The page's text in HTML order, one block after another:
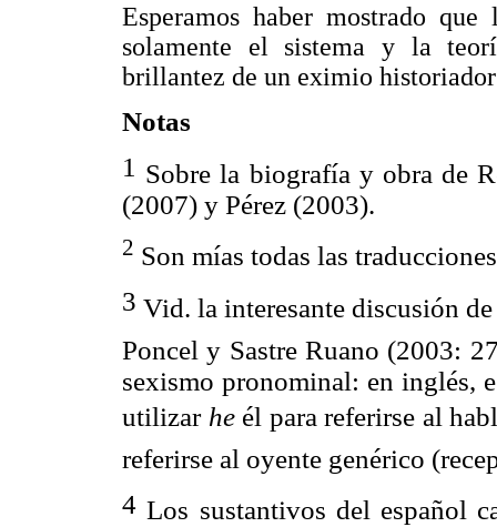
Esperamos haber mostrado
solamente el sistema y la
brillantez de un eximio
Notas
1 Sobre la biografía y obra de
(2007) y Pérez (2003).
2 Son mías todas las
3 Vid. la interesante discusión de
Poncel y Sastre Ruano (2003:
sexismo pronominal: en inglés,
utilizar heél para referirse al
referirse al oyente genérico
4 Los sustantivos del español